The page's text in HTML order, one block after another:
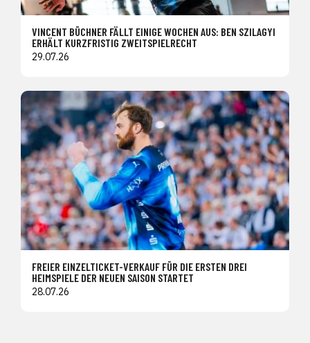
VINCENT BÜCHNER FÄLLT EINIGE WOCHEN AUS: BEN SZILAGYI
ERHÄLT KURZFRISTIG ZWEITSPIELRECHT
29.07.26
FREIER EINZELTICKET-VERKAUF FÜR DIE ERSTEN DREI
HEIMSPIELE DER NEUEN SAISON STARTET
28.07.26